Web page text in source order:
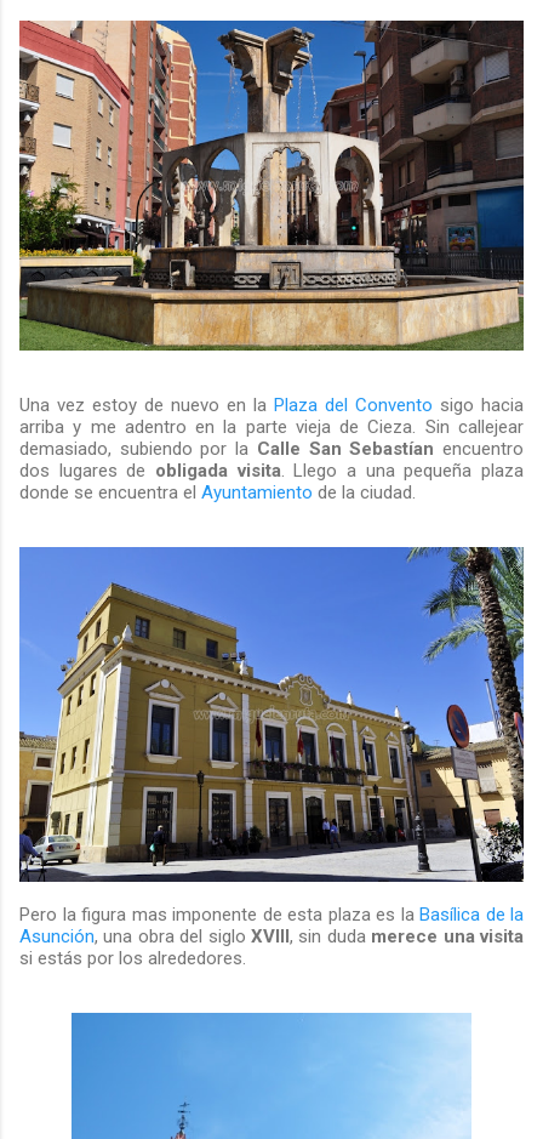
Una vez estoy de nuevo en la Plaza del Convento sigo hacia
arriba y me adentro en la parte vieja de Cieza. Sin callejear
demasiado, subiendo por la Calle San Sebastían encuentro
dos lugares de obligada visita. Llego a una pequeña plaza
donde se encuentra el Ayuntamiento de la ciudad.
Pero la figura mas imponente de esta plaza es la Basílica de la
Asunción, una obra del siglo XVIII , sin duda merece una visita
si estás por los alrededores.